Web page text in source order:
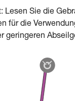
Sie die
für die
geringeren